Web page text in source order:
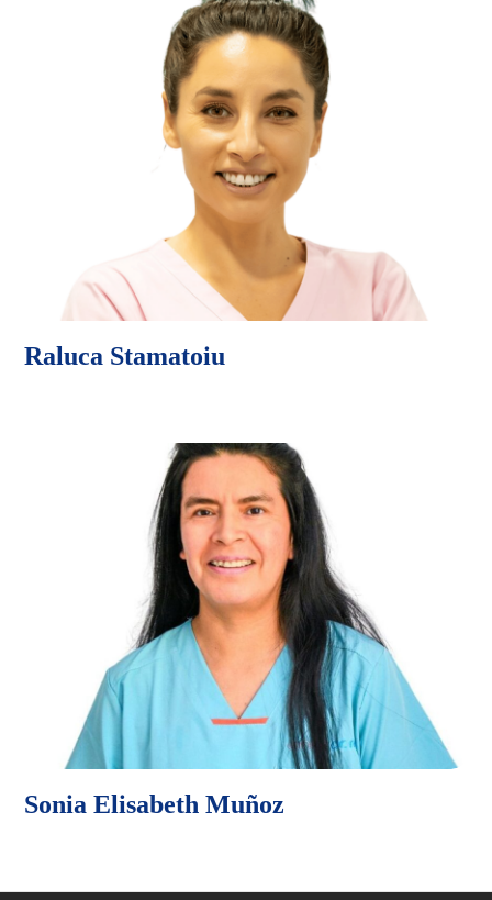
Raluca Stamatoiu
Sonia Elisabeth Muñoz